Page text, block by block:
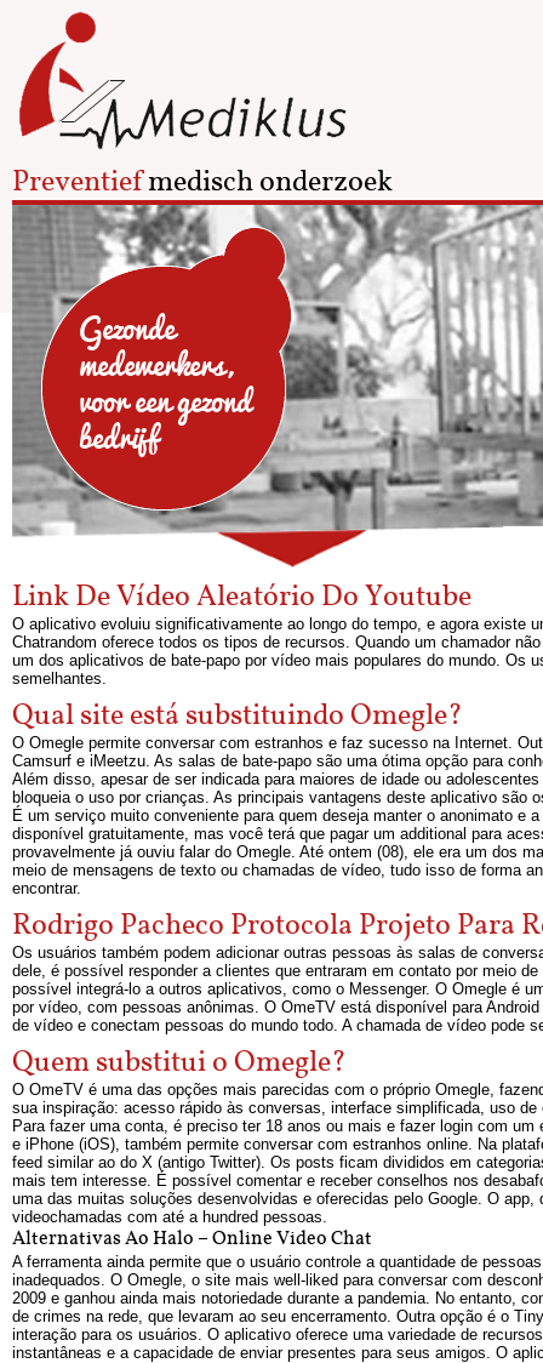
Preventiefmedisch onderzoek
Gezonde
medewerkers,
voor een gezond
bedrijf
Link De Vídeo Aleatório Do Youtube
O aplicativo evoluiu significativamente ao longo do tempo, e agora existe
Chatrandom oferece todos os tipos de recursos. Quando um chamador
um dos aplicativos de bate-papo por vídeo mais populares do mundo. Os
semelhantes.
Qual site está substituindo Omegle?
O Omegle permite conversar com estranhos e faz sucesso na Internet.
Camsurf e iMeetzu. As salas de bate-papo são uma ótima opção para
Além disso, apesar de ser indicada para maiores de idade ou
bloqueia o uso por crianças. As principais vantagens deste aplicativo são
É um serviço muito conveniente para quem deseja manter o anonimato e
disponível gratuitamente, mas você terá que pagar um additional para
provavelmente já ouviu falar do Omegle. Até ontem (08), ele era um dos
meio de mensagens de texto ou chamadas de vídeo, tudo isso de forma
encontrar.
Rodrigo Pacheco Protocola Projeto Para
Os usuários também podem adicionar outras pessoas às salas de
dele, é possível responder a clientes que entraram em contato por meio
possível integrá-lo a outros aplicativos, como o Messenger. O Omegle é
por vídeo, com pessoas anônimas. O OmeTV está disponível para
de vídeo e conectam pessoas do mundo todo. A chamada de vídeo pode
Quem substitui o Omegle?
O OmeTV é uma das opções mais parecidas com o próprio Omegle,
sua inspiração: acesso rápido às conversas, interface simplificada, uso
Para fazer uma conta, é preciso ter 18 anos ou mais e fazer login com
e iPhone (iOS), também permite conversar com estranhos online. Na
feed similar ao do X (antigo Twitter). Os posts ficam divididos em
mais tem interesse. É possível comentar e receber conselhos nos
uma das muitas soluções desenvolvidas e oferecidas pelo Google. O
videochamadas com até a hundred pessoas.
Alternativas Ao Halo – Online Video Chat
A ferramenta ainda permite que o usuário controle a quantidade de
inadequados. O Omegle, o site mais well-liked para conversar com
2009 e ganhou ainda mais notoriedade durante a pandemia. No entanto,
de crimes na rede, que levaram ao seu encerramento. Outra opção é o
interação para os usuários. O aplicativo oferece uma variedade de
instantâneas e a capacidade de enviar presentes para seus amigos. O